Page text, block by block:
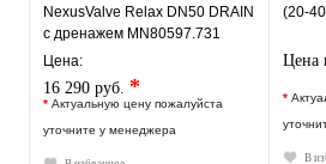
NexusValve Relax DN50 DRAIN
с дренажем MN80597.731
Цена:
16 290 руб. *
* Актуальную цену пожалуйста
уточните у менеджера
(20-
Цена
*
В